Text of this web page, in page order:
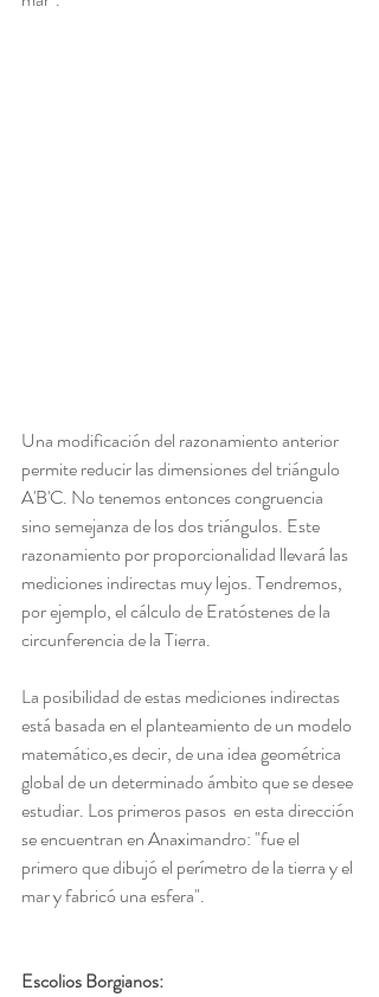
Una modificación del razonamiento anterior
permite reducir las dimensiones del triángulo
A'B'C. No tenemos entonces congruencia
sino semejanza de los dos triángulos. Este
razonamiento por proporcionalidad llevará las
mediciones indirectas muy lejos. Tendremos,
por ejemplo, el cálculo de Eratóstenes de la
circunferencia de la Tierra.
La posibilidad de estas mediciones indirectas
está basada en el planteamiento de un modelo
matemático,es decir, de una idea geométrica
global de un determinado ámbito que se desee
estudiar. Los primeros pasos  en esta dirección
se encuentran en Anaximandro: "fue el
primero que dibujó el perímetro de la tierra y el
mar y fabricó una esfera".
Escolios Borgianos: